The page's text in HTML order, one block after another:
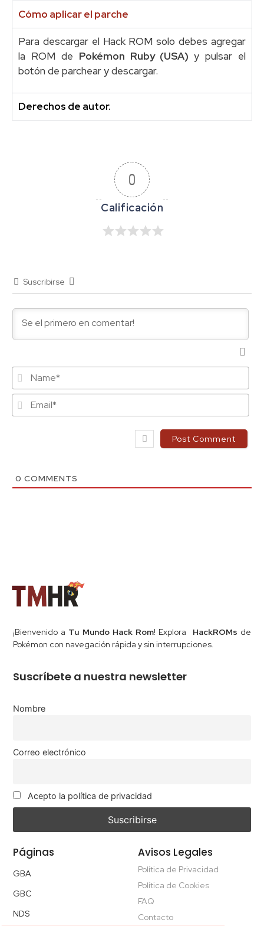
Cómo aplicar el parche
Para descargar el Hack ROM solo debes agregar
la ROM de Pokémon Ruby (USA)y pulsar el
botón de parchear y descargar.
Derechos de autor.
0
Suscribirse
0 COMMENTS
¡Bienvenido a Tu Mundo Hack Rom! Explora HackROMs de
Pokémon con navegación rápida y sin interrupciones.
Suscríbete a nuestra newsletter
Nombre
Correo electrónico
Acepto la política de privacidad
Páginas
GBA
GBC
NDS
Avisos Legales
Política de Privacidad
Política de Cookies
FAQ
Contacto